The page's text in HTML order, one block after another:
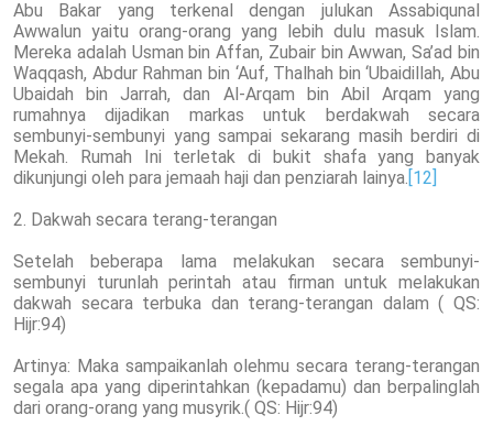
Abu Bakar yang terkenal dengan julukan Assabiqunal
Awwalun yaitu orang-orang yang lebih dulu masuk Islam.
Mereka adalah Usman bin Affan, Zubair bin Awwan, Sa’ad bin
Waqqash, Abdur Rahman bin ‘Auf, Thalhah bin ‘Ubaidillah, Abu
Ubaidah bin Jarrah, dan Al-Arqam bin Abil Arqam yang
rumahnya dijadikan markas untuk berdakwah secara
sembunyi-sembunyi yang sampai sekarang masih berdiri di
Mekah. Rumah Ini terletak di bukit shafa yang banyak
dikunjungi oleh para jemaah haji dan penziarah lainya. [12]
2. Dakwah secara terang-terangan
Setelah beberapa lama melakukan secara sembunyi-
sembunyi turunlah perintah atau firman untuk melakukan
dakwah secara terbuka dan terang-terangan dalam ( QS:
Hijr:94)
Artinya: Maka sampaikanlah olehmu secara terang-terangan
segala apa yang diperintahkan (kepadamu) dan berpalinglah
dari orang-orang yang musyrik.( QS: Hijr:94)